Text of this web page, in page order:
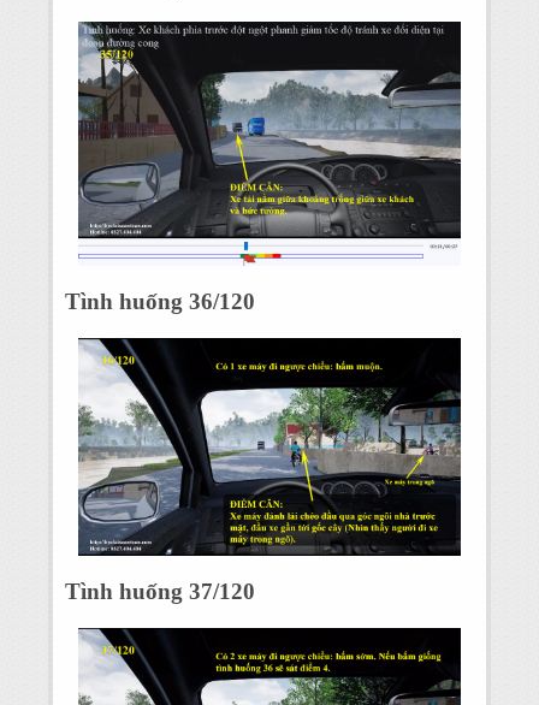
Tình huống 36/120
Tình huống 37/120